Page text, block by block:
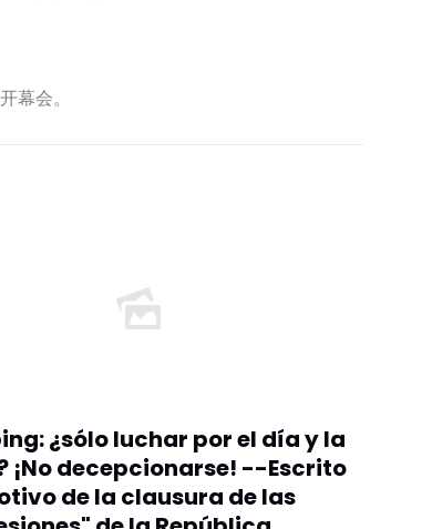
幕会。
¿sólo luchar por el día y la
¡No decepcionarse! --Escrito
de la clausura de las